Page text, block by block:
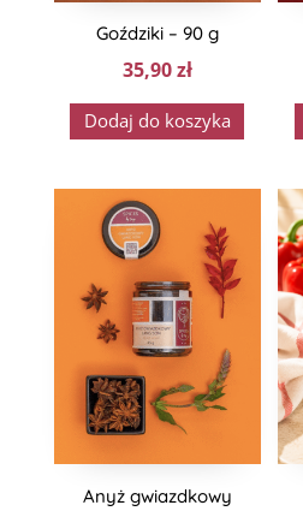
Goździki – 90 g
35,90zł
Dodaj do koszyka
Anyż gwiazdkowy